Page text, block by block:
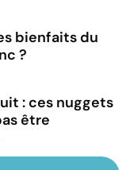
bienfaits du
?
: ces nuggets
être